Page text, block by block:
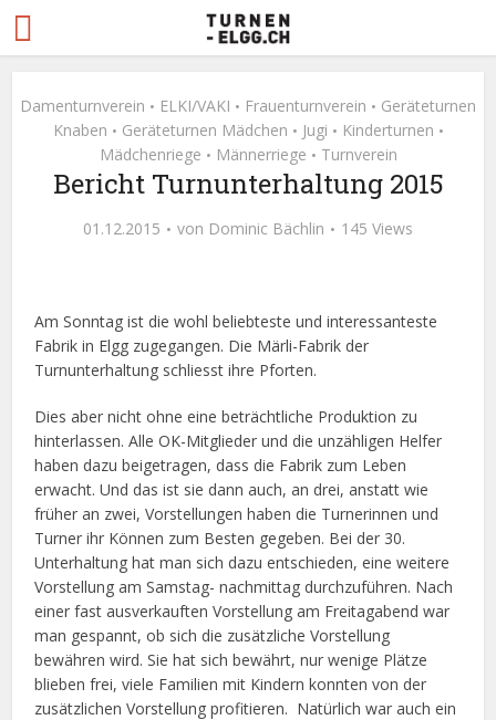
Damenturnverein • ELKI/VAKI • Frauenturnverein • Geräteturnen
Knaben • Geräteturnen Mädchen • Jugi • Kinderturnen •
Mädchenriege • Männerriege • Turnverein
Bericht Turnunterhaltung 2015
01.12.2015 von Dominic Bächlin 145 Views
Am Sonntag ist die wohl beliebteste und interessanteste
Fabrik in Elgg zugegangen. Die Märli-Fabrik der
Turnunterhaltung schliesst ihre Pforten.
Dies aber nicht ohne eine beträchtliche Produktion zu
hinterlassen. Alle OK-Mitglieder und die unzähligen Helfer
haben dazu beigetragen, dass die Fabrik zum Leben
erwacht. Und das ist sie dann auch, an drei, anstatt wie
früher an zwei, Vorstellungen haben die Turnerinnen und
Turner ihr Können zum Besten gegeben. Bei der 30.
Unterhaltung hat man sich dazu entschieden, eine weitere
Vorstellung am Samstag- nachmittag durchzuführen. Nach
einer fast ausverkauften Vorstellung am Freitagabend war
man gespannt, ob sich die zusätzliche Vorstellung
bewähren wird. Sie hat sich bewährt, nur wenige Plätze
blieben frei, viele Familien mit Kindern konnten von der
zusätzlichen Vorstellung profitieren. Natürlich war auch ein